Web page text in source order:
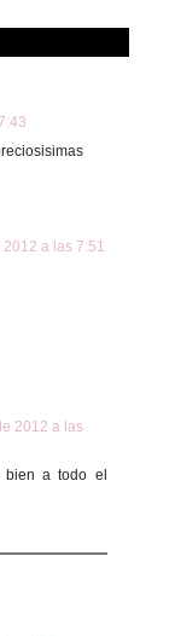
a las 7:51
2012 a las
bien a todo el